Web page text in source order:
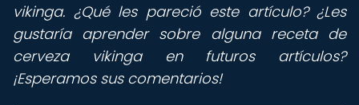
vikinga. ¿Qué les pareció este artículo? ¿Les
gustaría aprender sobre alguna receta de
cerveza vikinga en futuros artículos?
¡Esperamos sus comentarios!